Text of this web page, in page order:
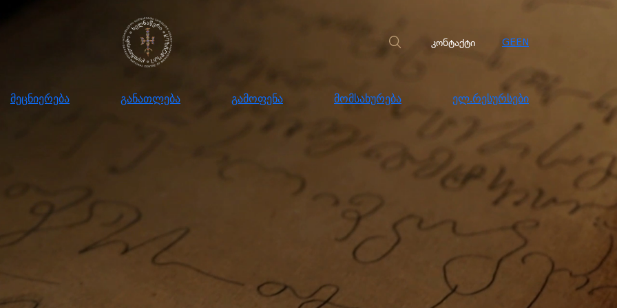
კონტაქტი GEEN
მეცნიერება განათლება გამოფენა მომსახურება ელ.რესურსები
განათლება